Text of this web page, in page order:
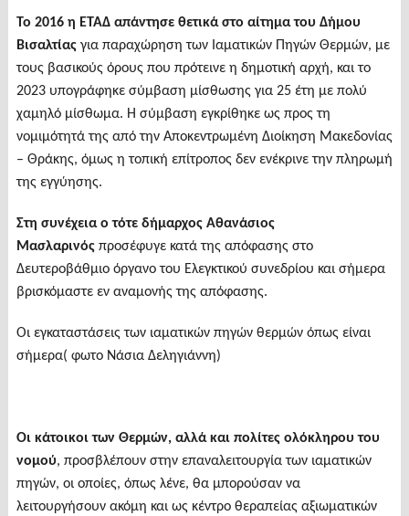
Το 2016 η ΕΤΑΔ απάντησε θετικά στο αίτημα του Δήμου
Βισαλτίαςγια παραχώρηση των Ιαματικών Πηγών Θερμών, με
τους βασικούς όρους που πρότεινε η δημοτική αρχή, και το
2023 υπογράφηκε σύμβαση μίσθωσης για 25 έτη με πολύ
χαμηλό μίσθωμα. Η σύμβαση εγκρίθηκε ως προς τη
νομιμότητά της από την Αποκεντρωμένη Διοίκηση Μακεδονίας
– Θράκης, όμως η τοπική επίτροπος δεν ενέκρινε την πληρωμή
της εγγύησης.
Στη συνέχεια ο τότε δήμαρχος Αθανάσιος
Μασλαρινόςπροσέφυγε κατά της απόφασης στο
Δευτεροβάθμιο όργανο του Ελεγκτικού συνεδρίου και σήμερα
βρισκόμαστε εν αναμονής της απόφασης.
Οι εγκαταστάσεις των ιαματικών πηγών θερμών όπως είναι
σήμερα( φωτο Νάσια Δεληγιάννη)
Οι κάτοικοι των Θερμών, αλλά και πολίτες ολόκληρου του
νομού, προσβλέπουν στην επαναλειτουργία των ιαματικών
πηγών, οι οποίες, όπως λένε, θα μπορούσαν να
λειτουργήσουν ακόμη και ως κέντρο θεραπείας αξιωματικών